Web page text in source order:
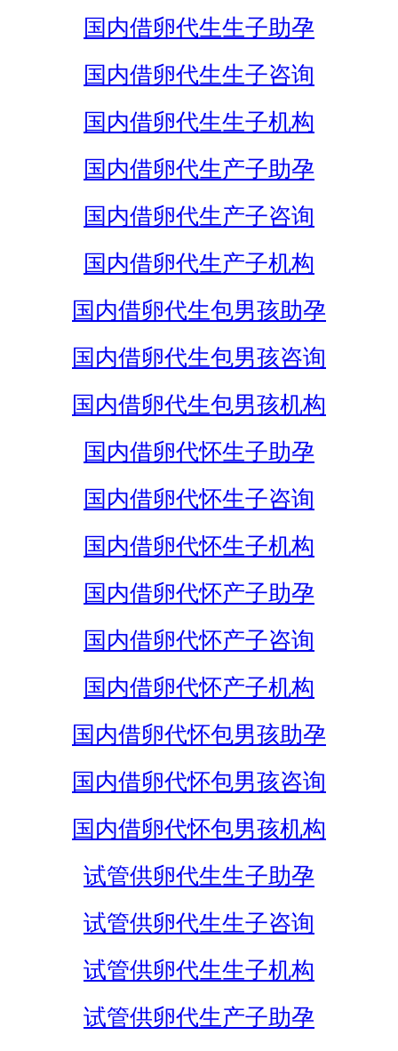
国内借卵代生生子助孕
国内借卵代生生子咨询
国内借卵代生生子机构
国内借卵代生产子助孕
国内借卵代生产子咨询
国内借卵代生产子机构
国内借卵代生包男孩助孕
国内借卵代生包男孩咨询
国内借卵代生包男孩机构
国内借卵代怀生子助孕
国内借卵代怀生子咨询
国内借卵代怀生子机构
国内借卵代怀产子助孕
国内借卵代怀产子咨询
国内借卵代怀产子机构
国内借卵代怀包男孩助孕
国内借卵代怀包男孩咨询
国内借卵代怀包男孩机构
试管供卵代生生子助孕
试管供卵代生生子咨询
试管供卵代生生子机构
试管供卵代生产子助孕